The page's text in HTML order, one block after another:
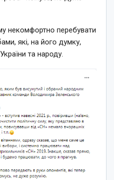
некомфортно перебувати
які, на його думку,
та народу.